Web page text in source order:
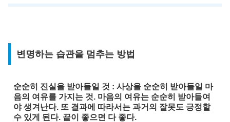
변명하는 습관을 멈추는 방법
순순히 진실을 받아들일 것 : 사상을 순순히 받아들일 마
음의 여유를 가지는 것. 마음의 여유는 순순히 받아들여
야 생겨난다. 또 결과에 따라서는 과거의 잘못도 긍정할
수 있게 된다. 끝이 좋으면 다 좋다.